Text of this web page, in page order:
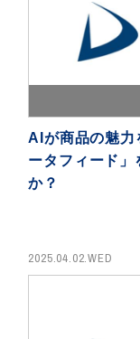
AIが商品の魅力
ータフィード」
か？
2025.04.02.WED